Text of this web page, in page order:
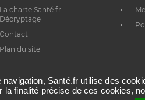
La charte Santé.fr
Décryptage
Contact
Plan du site
navigation, Santé.fr utilise des
la finalité précise de ces cookies,